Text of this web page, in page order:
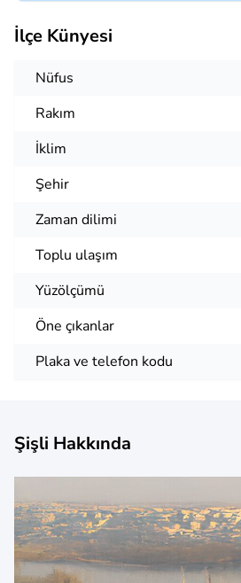
İlçe Künyesi
Nüfus
Rakım
İklim
Şehir
Zaman dilimi
Toplu ulaşım
Yüzölçümü
Öne çıkanlar
Plaka ve telefon kodu
Şişli Hakkında